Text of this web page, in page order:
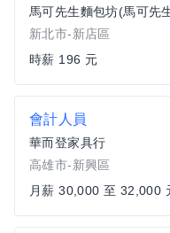
馬可先生麵包坊(馬可先
新北市-新店區
時薪 196 元
會計人員
華而登家具行
高雄市-新興區
月薪 30,000 至 32,000